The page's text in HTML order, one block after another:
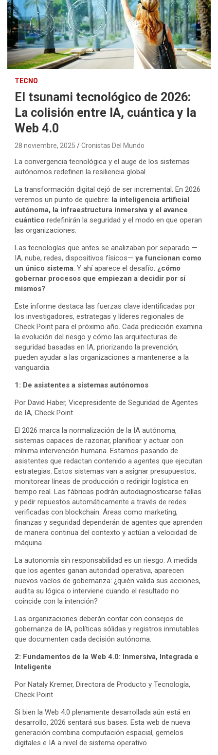
TECNO
El tsunami tecnológico de 2026:
La colisión entre IA, cuántica y la
Web 4.0
28 noviembre, 2025 Cronistas Del Mundo
La convergencia tecnológica y el auge de los sistemas
autónomos redefinen la resiliencia global
La transformación digital dejó de ser incremental. En 2026
veremos un punto de quiebre: la inteligencia artificial
autónoma, la infraestructura inmersiva y el avance
cuántico redefinirán la seguridad y el modo en que operan
las organizaciones.
Las tecnologías que antes se analizaban por separado —
IA, nube, redes, dispositivos físicos— ya funcionan como
un único sistema. Y ahí aparece el desafío: ¿cómo
gobernar procesos que empiezan a decidir por sí
mismos?
Este informe destaca las fuerzas clave identificadas por
los investigadores, estrategas y líderes regionales de
Check Point para el próximo año. Cada predicción examina
la evolución del riesgo y cómo las arquitecturas de
seguridad basadas en IA, priorizando la prevención,
pueden ayudar a las organizaciones a mantenerse a la
vanguardia.
1: De asistentes a sistemas autónomos
Por David Haber, Vicepresidente de Seguridad de Agentes
de IA, Check Point
El 2026 marca la normalización de la IA autónoma,
sistemas capaces de razonar, planificar y actuar con
mínima intervención humana. Estamos pasando de
asistentes que redactan contenido a agentes que ejecutan
estrategias. Estos sistemas van a asignar presupuestos,
monitorear líneas de producción o redirigir logística en
tiempo real. Las fábricas podrán autodiagnosticarse fallas
y pedir repuestos automáticamente a través de redes
verificadas con blockchain. Áreas como marketing,
finanzas y seguridad dependerán de agentes que aprenden
de manera continua del contexto y actúan a velocidad de
máquina.
La autonomía sin responsabilidad es un riesgo. A medida
que los agentes ganan autoridad operativa, aparecen
nuevos vacíos de gobernanza: ¿quién valida sus acciones,
audita su lógica o interviene cuando el resultado no
coincide con la intención?
Las organizaciones deberán contar con consejos de
gobernanza de IA, políticas sólidas y registros inmutables
que documenten cada decisión autónoma.
2: Fundamentos de la Web 4.0: Inmersiva, Integrada e
Inteligente
Por Nataly Kremer, Directora de Producto y Tecnología,
Check Point
Si bien la Web 4.0 plenamente desarrollada aún está en
desarrollo, 2026 sentará sus bases. Esta web de nueva
generación combina computación espacial, gemelos
digitales e IA a nivel de sistema operativo.